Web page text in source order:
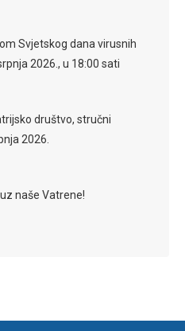
Svjetskog dana virusnih
2026., u 18:00 sati
društvo, stručni
2026.
naše Vatrene!